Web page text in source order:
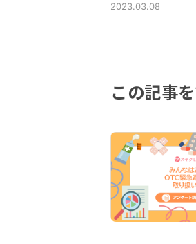
2023.03.08
この記事